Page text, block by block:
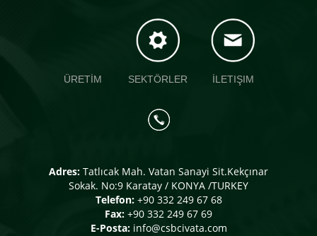
ÜRETİM SEKTÖRLER İLETIŞIM
Adres: Tatlıcak Mah. Vatan Sanayi Sit.Kekçınar
Sokak. No:9 Karatay / KONYA /TURKEY
Telefon:+90 332 249 67 68
Fax: +90 332 249 67 69
E-Posta:info@csbcivata.com